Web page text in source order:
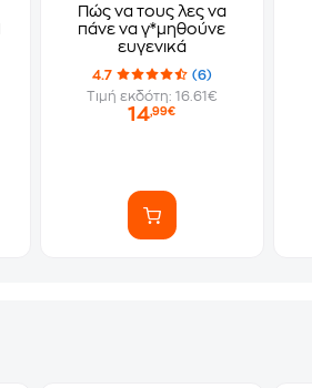
Πώς να τους λες να
πάνε να γ*μηθούνε
ευγενικά
4.7
(6)
Τιμή εκδότη: 16.61€
14,99€